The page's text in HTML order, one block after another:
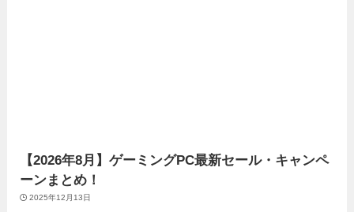
【2026年8月】ゲーミングPC最新セール・キャンペ
ーンまとめ！
2025年12月13日